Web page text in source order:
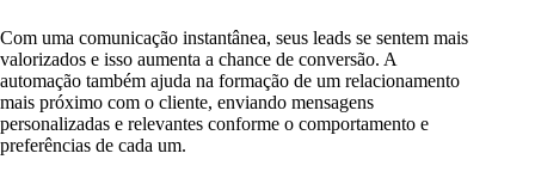
Com uma comunicação instantânea, seus leads se sentem mais
valorizados e isso aumenta a chance de conversão. A
automação também ajuda na formação de um relacionamento
mais próximo com o cliente, enviando mensagens
personalizadas e relevantes conforme o comportamento e
preferências de cada um.